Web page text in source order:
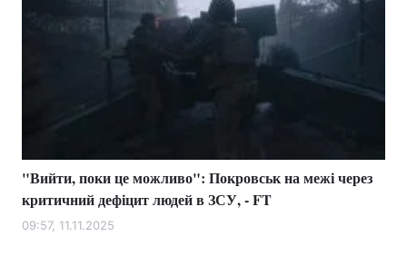
"Вийти, поки це можливо": Покровськ на межі через
критичний дефіцит людей в ЗСУ, - FT
09:57, 11.11.2025